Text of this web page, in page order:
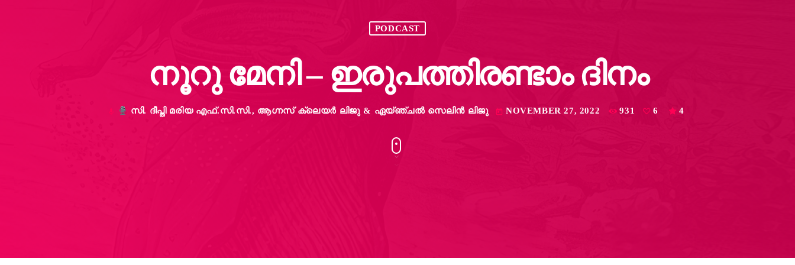
PODCAST
നൂറു മേനി – ഇരുപത്തിരണ്ടാം ദിനം
mic സി. ദീപ്തി മരിയ എഫ്.സി.സി., ആഗ്നസ് ക്ലെയർ ലിജു & ഏയ്ഞ്ചൽ സെലിൻ ലിജു today NOVEMBER 27, 2022 931 6 4